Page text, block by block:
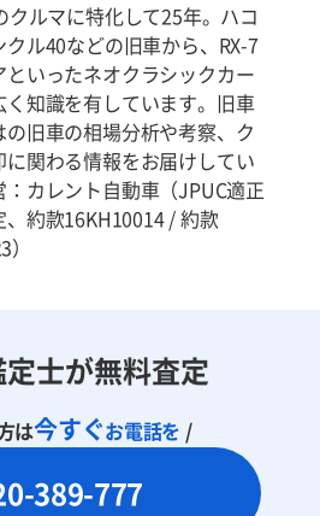
クルマに特化して25年。ハコ
クル40などの旧車から、RX-7
といったネオクラシックカー
く知識を有しています。旧車
の旧車の相場分析や考察、ク
に関わる情報をお届けしてい
：カレント自動車（JPUC適正
、約款16KH10014 / 約款
士が無料査定
は今すぐお電話を /
389-777